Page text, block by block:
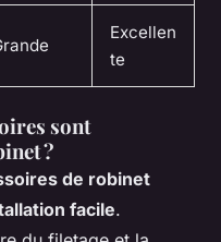
Excellen
te
sont
?
de robinet
facile.